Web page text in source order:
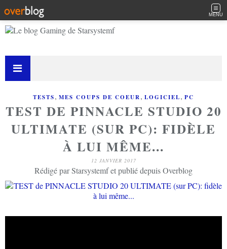
MENU
TESTS, MES COUPS DE COEUR, LOGICIEL, PC
TEST DE PINNACLE STUDIO 20
ULTIMATE (SUR PC): FIDÈLE
À LUI MÊME...
12 JANVIER 2017
Rédigé par Starsystemf et publié depuis Overblog